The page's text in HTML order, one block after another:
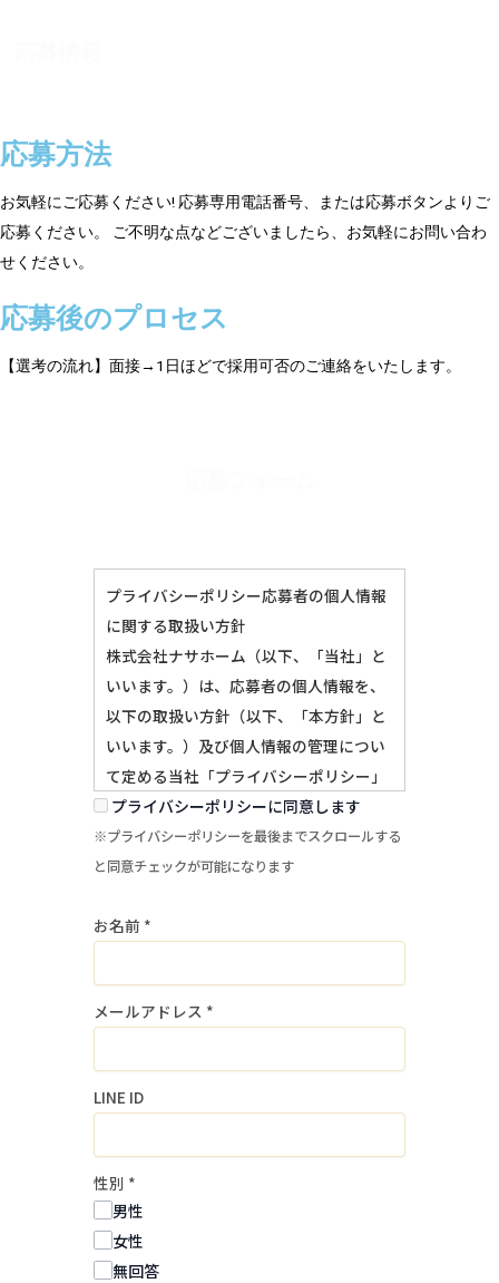
応募方法
お気軽にご応募ください! 応募専用電話番号、または応募ボタンよりご
応募ください。 ご不明な点などございましたら、お気軽にお問い合わ
せください。
応募後のプロセス
【選考の流れ】面接→1日ほどで採用可否のご連絡をいたします。
プライバシーポリシー応募者の個人情報
に関する取扱い方針
株式会社ナサホーム（以下、「当社」と
いいます。）は、応募者の個人情報を、
以下の取扱い方針（以下、「本方針」と
いいます。）及び個人情報の管理につい
て定める当社「プライバシーポリシー」
に基づき、適切に管理・運用致します。
当社求人へのご応募にあたっては、本方
針及び「プライバシーポリシー」をよく
要があります。
１．個人情報の取得・利用目的
当社は、個人情報を採用募集選考および
ます。
当社は、個人情報を同意なく上記以外の
２．個人情報の提供
当社は、個人情報を事前に本人の同意を
得ることなく、第三者に提供しません。
プライバシーポリシーに同意します
※プライバシーポリシーを最後までスクロールする
と同意チェックが可能になります
お名前 *
メールアドレス *
LINE ID
性別 *
男性
女性
無回答